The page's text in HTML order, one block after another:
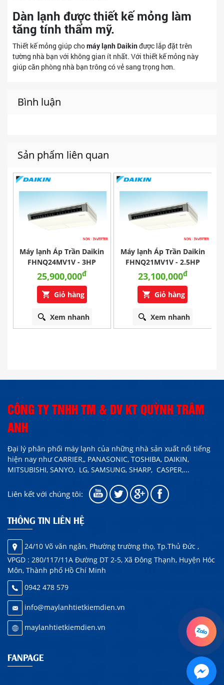
Dàn lạnh được thiết kế mỏng làm
tăng tính thẩm mỹ.
Thiết kế mỏng giúp chomáy lạnh Daikinđược lắp đặt trên
tường nhà bạn với không gian ít nhất. Với thiết kế mỏng này
giúp căn phòng nhà bạn trông có vẻ sang trọng hơn.
Bình luận
Sản phẩm liên quan
Máy lạnh Áp Trần Daikin
FHNQ24MV1V - 3HP
25,900,000đ
Giỏ hàng
Xem nhanh
Máy lạnh Áp Trần Daikin
FHNQ21MV1V - 2.5HP
23,100,000đ
Giỏ hàng
Xem nhanh
CÔNG TY TNHH TM & DV KT QUỲNH TRÂM
ANH
Đại lý phân phối máy lạnh của những nhà sản xuất nổi tiếng
hiện nay nhưCARRIER,, PANASONIC, TOSHIBA, DAIKIN,
MITSUBISHI, SANYO, LG, SAMSUNG, SHARP, CASPER,...
Liên kết với chúng tôi:
THÔNG TIN LIÊN HỆ
24/10 Võ văn ngân, Phường trường thọ, Tp.Thủ Đức ,
VPGD : 280/117/11A Đường DT 2-5, Xã Đông Thạnh, Huyện Hóc
Môn, Thành phố Hồ Chí Minh
0942 478 579
info@maylanhtietkiemdien.vn
maylanhtietkiemdien.vn
FANPAGE